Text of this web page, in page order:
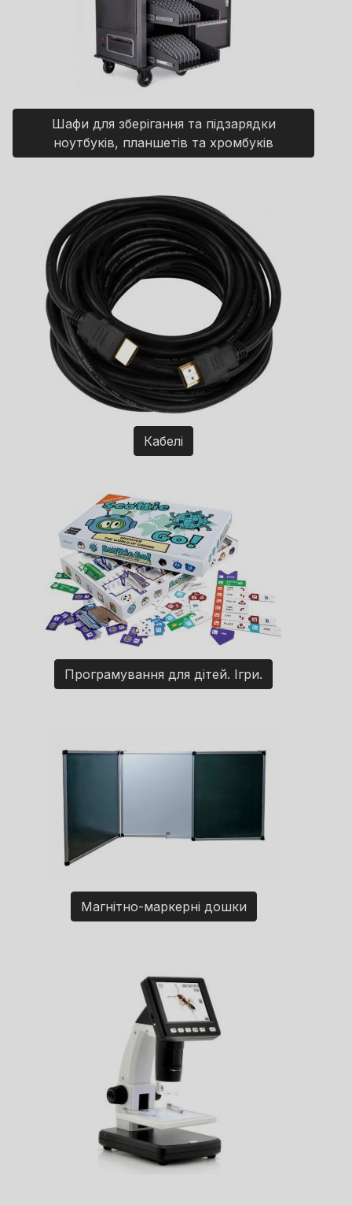
Шафи для зберігання та підзарядки
ноутбуків, планшетів та хромбуків
Кабелі
Програмування для дітей. Ігри.
Магнітно-маркерні дошки